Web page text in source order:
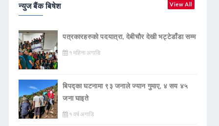
न्युज बैंक बिषेश View All
पत्रकारहरुको पदयात्रा, देबीचौर देखी भट्टेडाँडा सम्म
१ महिना अगाडि
बिपद्का घटनामा ९३ जनाले ज्यान गुमाए, ४ सय ४५
जना घाइते
१ वर्ष अगाडि